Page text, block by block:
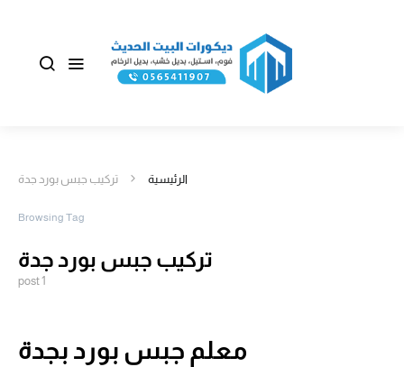
الرئيسية تركيب جبس بورد جدة
Browsing Tag
تركيب جبس بورد جدة
1 post
معلم جبس بورد بجدة